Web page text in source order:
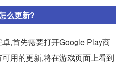
么更新?
,首先需要打开Google Play商
用的更新,将在游戏页面上看到